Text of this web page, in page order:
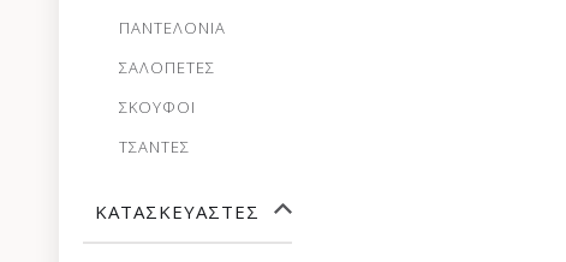
ΠΑΝΤΕΛΟΝΙΑ
ΣΑΛΟΠΕΤΕΣ
ΣΚΟΥΦΟΙ
ΤΣΑΝΤΕΣ
ΚΑΤΑΣΚΕΥΑΣΤΈΣ